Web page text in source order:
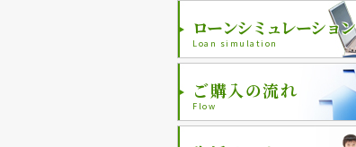
ローンシミュレーション
Loan simulation
ご購入の流れ
Flow